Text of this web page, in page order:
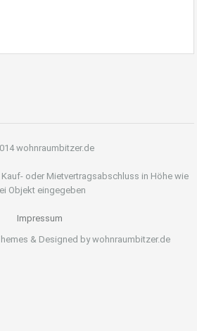
wohnraumbitzer.de
oder Mietvertragsabschluss in Höhe wie
Objekt eingegeben
Impressum
& Designed by wohnraumbitzer.de